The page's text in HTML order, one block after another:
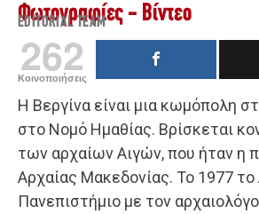
Φωτογραφίες - Βίντεο
EDITORIAL TEAM
262
Κοινοποιήσεις
Η Βεργίνα είναι μια κωμόπολη
στο Νομό Ημαθίας. Βρίσκεται
των αρχαίων Αιγών, που ήταν η
Αρχαίας Μακεδονίας. Το 1977 το
Πανεπιστήμιο με τον